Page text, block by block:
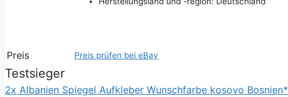
Preis Preis prüfen bei eBay
Testsieger
2x Albanien Spiegel Aufkleber Wunschfarbe kosovo Bosnien*